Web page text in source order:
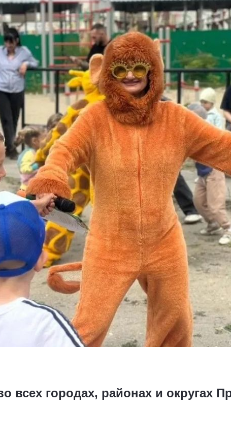
всех городах, районах и округах